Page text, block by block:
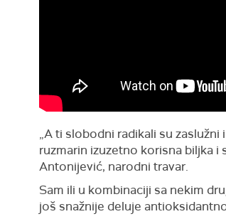
„A ti slobodni radikali su
ruzmarin izuzetno korisna biljka
Antonijević, narodni travar.
Sam ili u kombinaciji sa nekim
još snažnije deluje